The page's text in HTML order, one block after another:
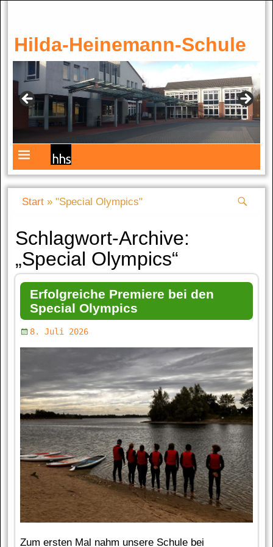
Hilda-Heinemann-Schule
Start » "Special Olympics"
Schlagwort-Archive:
„Special Olympics“
Erfolgreiche Premiere bei den
Special Olympics
8. Juli 2026
Zum ersten Mal nahm unsere Schule bei